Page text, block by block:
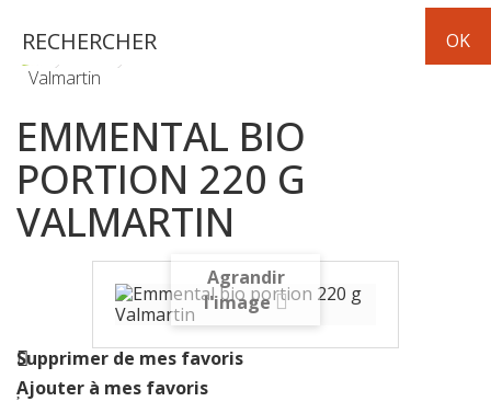
Frais fromage
Emmental bio portion 220 g
Valmartin
EMMENTAL BIO
PORTION 220 G
VALMARTIN
Agrandir
l'image
Supprimer de mes favoris
Ajouter à mes favoris